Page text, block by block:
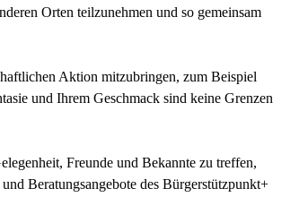
Orten teilzunehmen und so gemeinsam
Aktion mitzubringen, zum Beispiel
und Ihrem Geschmack sind keine Grenzen
Freunde und Bekannte zu treffen,
Beratungsangebote des Bürgerstützpunkt+